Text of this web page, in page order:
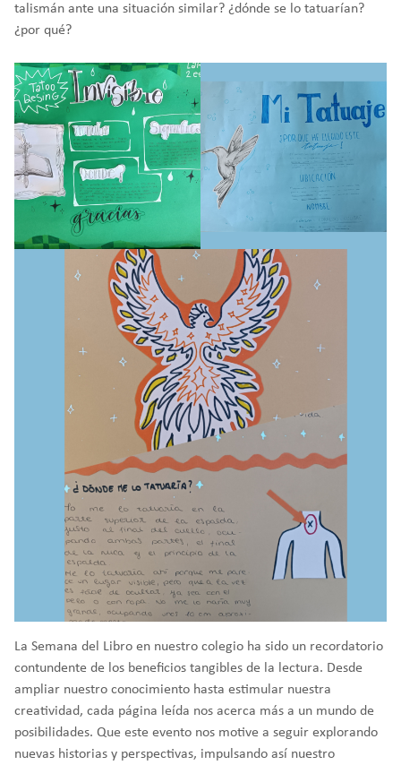
talismán ante una situación similar? ¿dónde se lo tatuarían?
¿por qué?
La Semana del Libro en nuestro colegio ha sido un recordatorio
contundente de los beneficios tangibles de la lectura. Desde
ampliar nuestro conocimiento hasta estimular nuestra
creatividad, cada página leída nos acerca más a un mundo de
posibilidades. Que este evento nos motive a seguir explorando
nuevas historias y perspectivas, impulsando así nuestro